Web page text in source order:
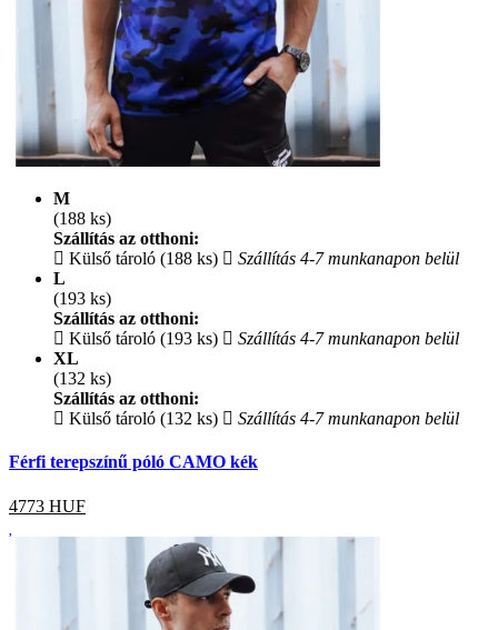
M
(188 ks)
Szállítás az otthoni:
Külső tároló (188 ks)
Szállítás 4-7 munkanapon belül
L
(193 ks)
Szállítás az otthoni:
Külső tároló (193 ks)
Szállítás 4-7 munkanapon belül
XL
(132 ks)
Szállítás az otthoni:
Külső tároló (132 ks)
Szállítás 4-7 munkanapon belül
Férfi terepszínű póló CAMO kék
4773 HUF